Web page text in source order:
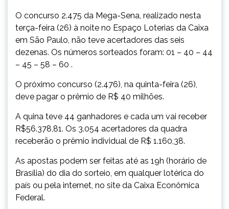
O concurso 2.475 da Mega-Sena, realizado nesta
terça-feira (26) à noite no Espaço Loterias da Caixa
em São Paulo, não teve acertadores das seis
dezenas. Os números sorteados foram: 01 – 40 – 44
– 45 – 58 – 60 .
O próximo concurso (2.476), na quinta-feira (26),
deve pagar o prêmio de R$ 40 milhões.
A quina teve 44 ganhadores e cada um vai receber
R$56.378,81. Os 3.054 acertadores da quadra
receberão o prêmio individual de R$ 1.160,38.
As apostas podem ser feitas até as 19h (horário de
Brasília) do dia do sorteio, em qualquer lotérica do
país ou pela internet, no site da Caixa Econômica
Federal.